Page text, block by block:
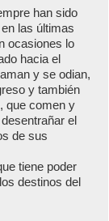
han sido
las últimas
ocasiones lo
hacia el
y se odian,
y también
que comen y
el
de sus
tiene poder
destinos del